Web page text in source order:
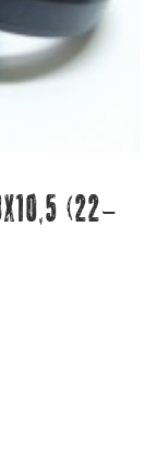
(22-